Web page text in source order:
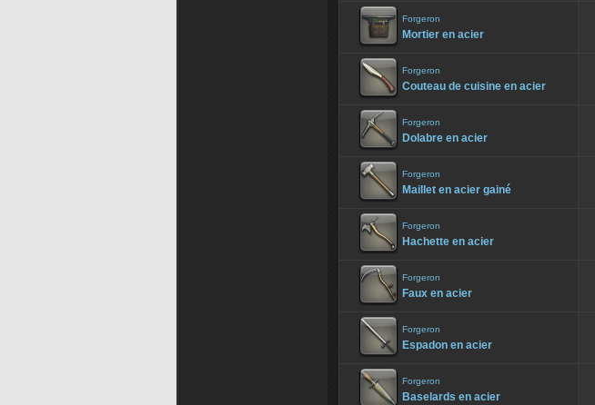
Forgeron
Mortier en acier
Forgeron
Couteau de cuisine en acier
Forgeron
Dolabre en acier
Forgeron
Maillet en acier gainé
Forgeron
Hachette en acier
Forgeron
Faux en acier
Forgeron
Espadon en acier
Forgeron
Baselards en acier